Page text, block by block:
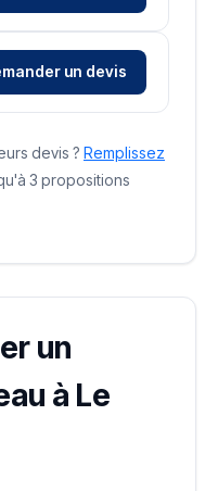
un devis
devis ? Remplissez
3 propositions
un
à Le